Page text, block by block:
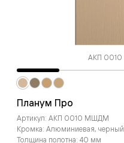
АКП 0010
Планум Про
Артикул: АКП 0010 МШДМ
Кромка: Алюминиевая, черный
Толщина полотна: 40 мм